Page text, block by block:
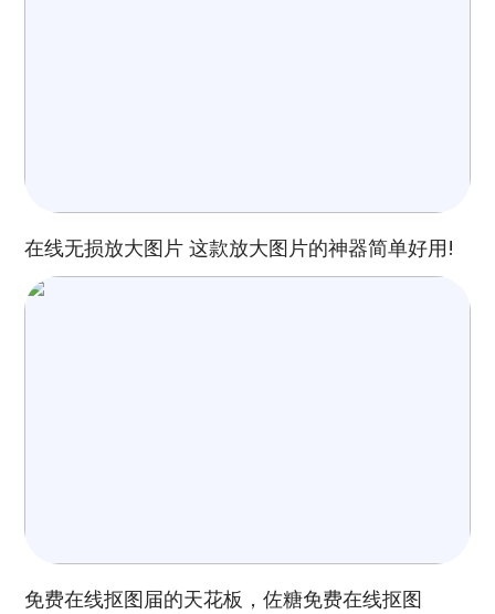
在线无损放大图片 这款放大图片的神器简单好用!
免费在线抠图届的天花板，佐糖免费在线抠图